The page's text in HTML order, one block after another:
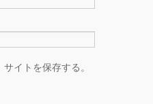
イトを保存する。